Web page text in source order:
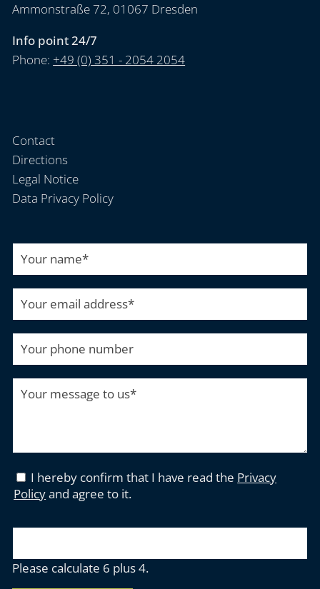
Ammonstraße 72, 01067 Dresden
Info point 24/7
Phone: +49 (0) 351 - 2054 2054
Contact
Directions
Legal Notice
Data Privacy Policy
Your name*
Your email address*
Your phone number
Your message to us*
I hereby confirm that I have read the Privacy
Policyand agree to it.
Please calculate 6 plus 4.